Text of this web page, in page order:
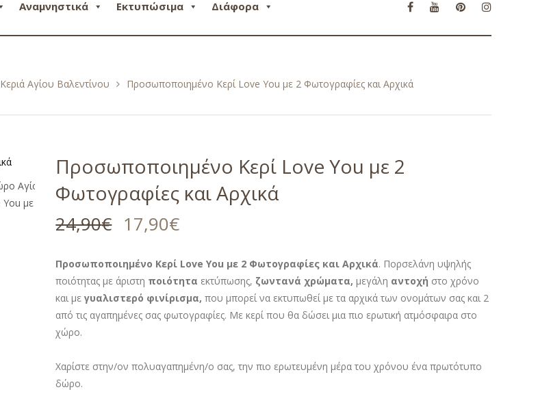
Αναμνηστικά Εκτυπώσιμα Διάφορα
Κεριά Αγίου Βαλεντίνου Προσωποποιημένο Κερί Love You με 2 Φωτογραφίες και Αρχικά
Προσωποποιημένο Κερί Love You με 2
Φωτογραφίες και Αρχικά
24,90€ 17,90€
Προσωποποιημένο Κερί Love You με 2 Φωτογραφίες και Αρχικά. Πορσελάνη υψηλής
ποιότητας με άριστη ποιότητα εκτύπωσης, ζωντανά χρώματα,μεγάλη αντοχή στο χρόνο
και μεγυαλιστερό φινίρισμα,που μπορεί να εκτυπωθεί με τα αρχικά των ονομάτων σας και 2
από τις αγαπημένες σας φωτογραφίες. Με κερί που θα δώσει μια πιο ερωτική ατμόσφαιρα στο
χώρο.
Χαρίστε στην/ον πολυαγαπημένη/ο σας, την πιο ερωτευμένη μέρα του χρόνου ένα πρωτότυπο
δώρο.